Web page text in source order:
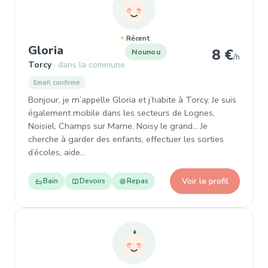
Récent
Gloria , Nounou à Torcy
Torcy dans la commune
Nounou 8 €/h
Email confirmé
Bonjour, je m’appelle Gloria et j’habite à Torcy. Je suis
également mobile dans les secteurs de Lognes,
Noisiel, Champs sur Marne, Noisy le grand... Je
cherche à garder des enfants, effectuer les sorties
d’écoles, aide…
Bain Devoirs Repas Voir le profil